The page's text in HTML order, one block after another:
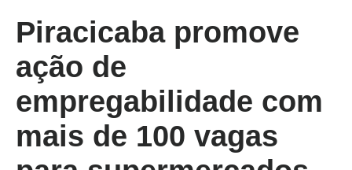
Piracicaba promove
ação de
empregabilidade com
mais de 100 vagas